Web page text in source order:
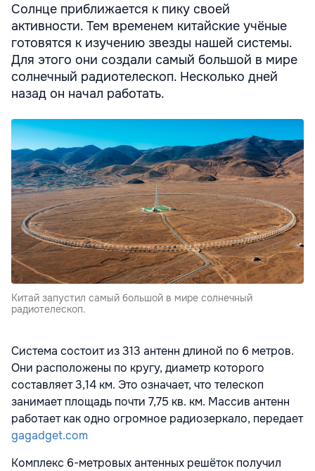
Солнце приближается к пику своей
активности. Тем временем китайские учёные
готовятся к изучению звезды нашей системы.
Для этого они создали самый большой в мире
солнечный радиотелескоп. Несколько дней
назад он начал работать.
Китай запустил самый большой в мире солнечный
радиотелескоп.
Система состоит из 313 антенн длиной по 6 метров.
Они расположены по кругу, диаметр которого
составляет 3,14 км. Это означает, что телескоп
занимает площадь почти 7,75 кв. км. Массив антенн
работает как одно огромное радиозеркало, передает
gagadget.com
Комплекс 6-метровых антенных решёток получил